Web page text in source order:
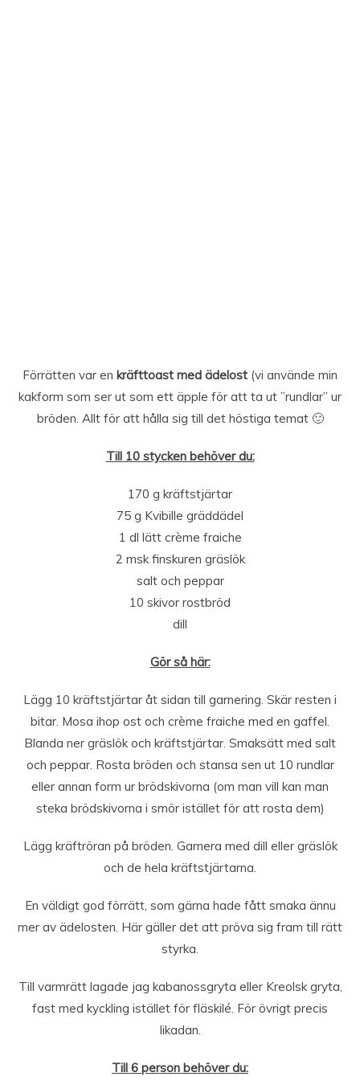
Förrätten var en kräfttoast med ädelost (vi använde min
kakform som ser ut som ett äpple för att ta ut ”rundlar” ur
bröden. Allt för att hålla sig till det höstiga temat 🙂
Till 10 stycken behöver du:
170 g kräftstjärtar
75 g Kvibille gräddädel
1 dl lätt crème fraiche
2 msk finskuren gräslök
salt och peppar
10 skivor rostbröd
dill
Gör så här:
Lägg 10 kräftstjärtar åt sidan till garnering. Skär resten i
bitar. Mosa ihop ost och crème fraiche med en gaffel.
Blanda ner gräslök och kräftstjärtar. Smaksätt med salt
och peppar. Rosta bröden och stansa sen ut 10 rundlar
eller annan form ur brödskivorna (om man vill kan man
steka brödskivorna i smör istället för att rosta dem)
Lägg kräftröran på bröden. Garnera med dill eller gräslök
och de hela kräftstjärtarna.
En väldigt god förrätt, som gärna hade fått smaka ännu
mer av ädelosten. Här gäller det att pröva sig fram till rätt
styrka.
Till varmrätt lagade jag kabanossgryta eller Kreolsk gryta,
fast med kyckling istället för fläskilé. För övrigt precis
likadan.
Till 6 person behöver du: